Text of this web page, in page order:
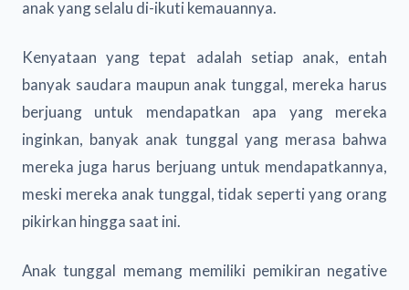
anak yang selalu di-ikuti kemauannya.
Kenyataan yang tepat adalah setiap anak, entah
banyak saudara maupun anak tunggal, mereka harus
berjuang untuk mendapatkan apa yang mereka
inginkan, banyak anak tunggal yang merasa bahwa
mereka juga harus berjuang untuk mendapatkannya,
meski mereka anak tunggal, tidak seperti yang orang
pikirkan hingga saat ini.
Anak tunggal memang memiliki pemikiran negative